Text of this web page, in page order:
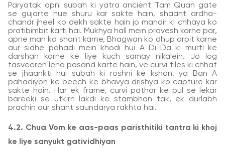
Paryatak apni subah ki yatra ancient Tam Quan gate
se gujarte hue shuru kar sakte hain, shaant ardha-
chandr jheel ko dekh sakte hain jo mandir ki chhaya ko
pratibimbit karti hai. Mukhya hall mein pravesh karne par,
apne man ko shant karne, Bhagwan ko dhup arpit karne
aur sidhe pahadi mein khodi hui A Di Da ki murti ke
darshan karne ke liye kuch samay nikalein. Jo log
tasveeren lena pasand karte hain, ve curvi tiles ki chhat
se jhaankti hui subah ki roshni ke kshan, ya Ban A
pahadiyon ke beech ke bhavya drishya ko capture kar
sakte hain. Har ek frame, curvi pathar ke pul se lekar
bareeki se utkirn lakdi ke stambhon tak, ek durlabh
prachin aur shant saundarya rakhta hai.
4.2. Chua Vom ke aas-paas paristhitiki tantra ki khoj
ke liye sanyukt gatividhiyan